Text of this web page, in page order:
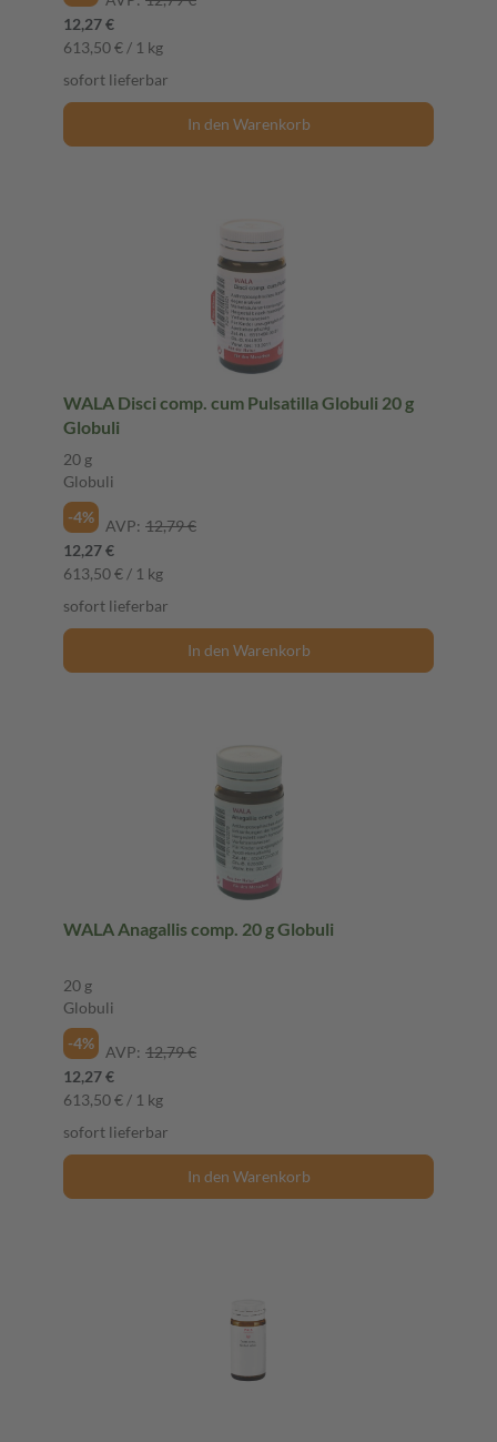
12,27 €
613,50 € / 1 kg
sofort lieferbar
In den Warenkorb
WALA Disci comp. cum Pulsatilla Globuli 20 g
Globuli
20 g
Globuli
-4%
AVP: 12,79 €
12,27 €
613,50 € / 1 kg
sofort lieferbar
In den Warenkorb
WALA Anagallis comp. 20 g Globuli
20 g
Globuli
-4%
AVP: 12,79 €
12,27 €
613,50 € / 1 kg
sofort lieferbar
In den Warenkorb